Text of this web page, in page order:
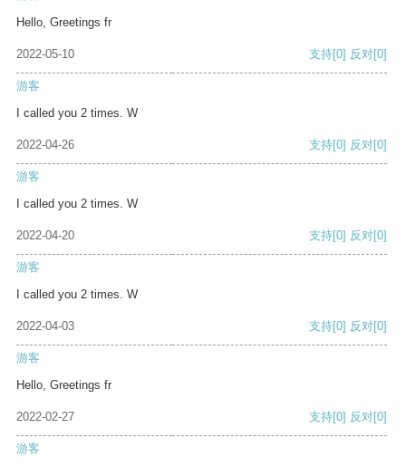
Hello, Greetings fr
2022-05-10 支持[0] 反对[0]
游客
I called you 2 times. W
2022-04-26 支持[0] 反对[0]
游客
I called you 2 times. W
2022-04-20 支持[0] 反对[0]
游客
I called you 2 times. W
2022-04-03 支持[0] 反对[0]
游客
Hello, Greetings fr
2022-02-27 支持[0] 反对[0]
游客